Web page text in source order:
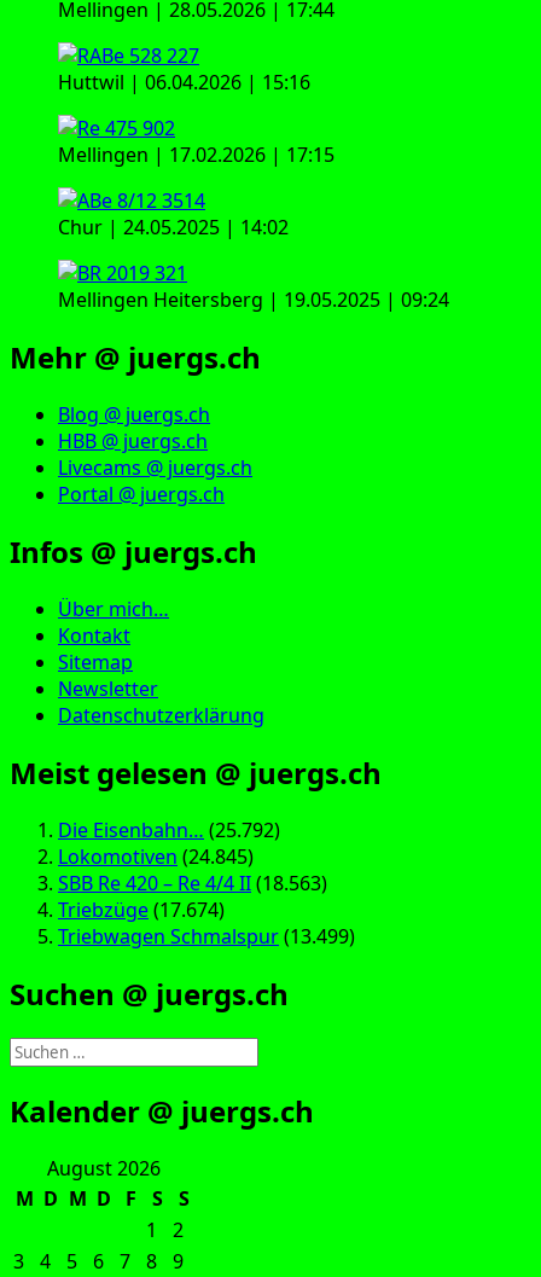
Mellingen | 28.05.2026 | 17:44
Huttwil | 06.04.2026 | 15:16
Mellingen | 17.02.2026 | 17:15
Chur | 24.05.2025 | 14:02
Mellingen Heitersberg | 19.05.2025 | 09:24
Mehr @ juergs.ch
Blog @ juergs.ch
HBB @ juergs.ch
Livecams @ juergs.ch
Portal @ juergs.ch
Infos @ juergs.ch
Über mich…
Kontakt
Sitemap
Newsletter
Datenschutzerklärung
Meist gelesen @ juergs.ch
Die Eisenbahn… (25.792)
Lokomotiven (24.845)
SBB Re 420 – Re 4/4 II(18.563)
Triebzüge(17.674)
Triebwagen Schmalspur(13.499)
Suchen @ juergs.ch
Suchen
nach:
Kalender @ juergs.ch
August 2026
M D M D F S
S
1
2
3 4 5 6 7 8 9